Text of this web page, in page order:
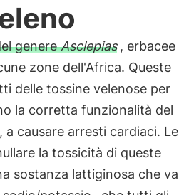
genereAsclepias , erbacee
zone dell'Africa. Queste
delle tossine velenose per
la corretta funzionalità del
causare arresti cardiaci. Le
la tossicità di queste
sostanza lattiginosa che va